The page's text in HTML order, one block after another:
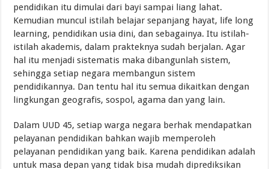
pendidikan itu dimulai dari bayi sampai liang lahat.
Kemudian muncul istilah belajar sepanjang hayat, life long
learning, pendidikan usia dini, dan sebagainya. Itu istilah-
istilah akademis, dalam prakteknya sudah berjalan. Agar
hal itu menjadi sistematis maka dibangunlah sistem,
sehingga setiap negara membangun sistem
pendidikannya. Dan tentu hal itu semua dikaitkan dengan
lingkungan geografis, sospol, agama dan yang lain.
Dalam UUD 45, setiap warga negara berhak mendapatkan
pelayanan pendidikan bahkan wajib memperoleh
pelayanan pendidikan yang baik. Karena pendidikan adalah
untuk masa depan yang tidak bisa mudah diprediksikan